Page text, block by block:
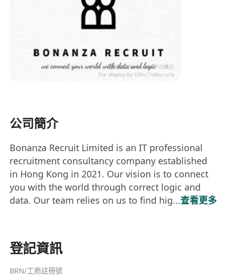
公司簡介
Bonanza Recruit Limited is an IT professional
recruitment consultancy company established
in Hong Kong in 2021. Our vision is to connect
you with the world through correct logic and
data. Our team relies on us to find hig...查看更多
登記資訊
BRN/工商註冊號